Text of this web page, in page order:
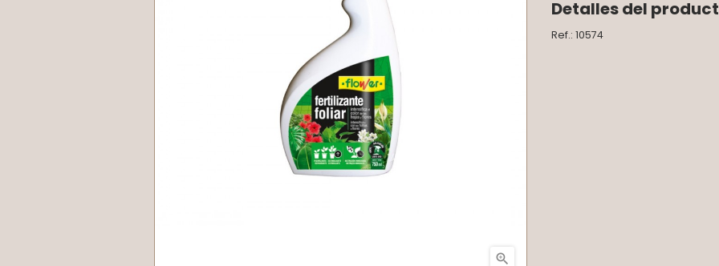

Detalles del
Ref.: 10574